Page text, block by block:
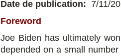
Date de publication: 7/11/
Foreword
Joe Biden has ultimately
depended on a small